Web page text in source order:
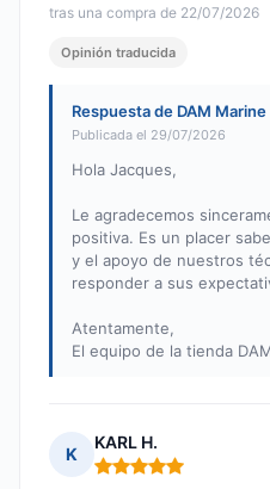
tras una compra de 22/07/2026
Opinión traducida
Respuesta de DAM Marine
Publicada el 29/07/2026
Hola Jacques,
Le agradecemos
positiva. Es un placer
y el apoyo de nuestros
responder a sus
Atentamente,
El equipo de la tienda
K
KARL H.
Nota: 5 de 5